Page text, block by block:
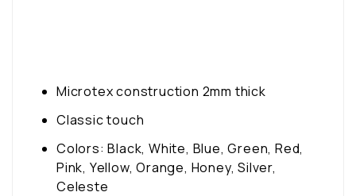
Microtex construction 2mm thick
Classic touch
Colors: Black, White, Blue, Green, Red,
Pink, Yellow, Orange, Honey, Silver,
Celeste